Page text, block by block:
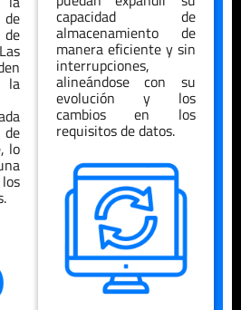
lo
capacidad de
almacenamiento de
manera eficiente y sin
interrupciones,
alineándose con su
evolución y los
cambios en los
requisitos de datos.